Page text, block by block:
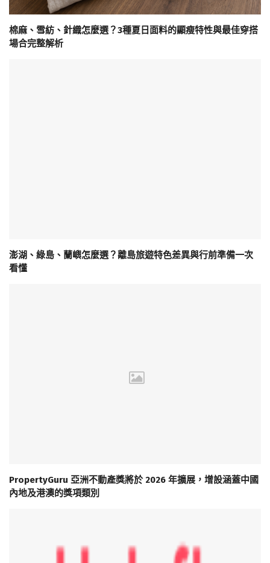
棉麻、雪紡、針織怎麼選？3種夏日面料的顯瘦特性與最佳穿搭
場合完整解析
澎湖、綠島、蘭嶼怎麼選？離島旅遊特色差異與行前準備一次
看懂
PropertyGuru 亞洲不動產獎將於 2026 年擴展，增設涵蓋中國
內地及港澳的獎項類別